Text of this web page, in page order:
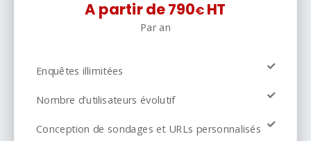
A partir de 790€HT
Par an
Enquêtes illimitées
Nombre d'utilisateurs évolutif
Conception de sondages et URLs personnalisés